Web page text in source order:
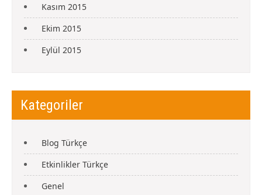
Kasım 2015
Ekim 2015
Eylül 2015
Kategoriler
Blog Türkçe
Etkinlikler Türkçe
Genel